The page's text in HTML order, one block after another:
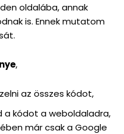
oldalába, annak
is. Ennek mutatom
,
az összes kódot,
kódot a weboldaladra,
már csak a Google